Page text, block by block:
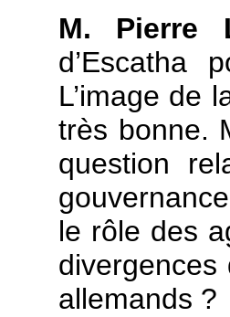
M. Pierre
d’Escatha
L’image de
très bonne.
question
le rôle des
divergences
allemands ?